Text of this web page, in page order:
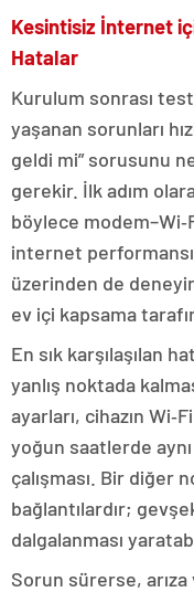
Kesintisiz İnternet
Hatalar
Kurulum sonrası
yaşanan sorunları
geldi mi” sorusunu
gerekir. İlk adım
böylece
internet
üzerinden de
ev içi kapsama
En sık karşılaşılan
yanlış noktada
ayarları, cihazın
yoğun saatlerde
çalışması. Bir diğer
bağlantılardır;
dalgalanması
Sorun sürerse,